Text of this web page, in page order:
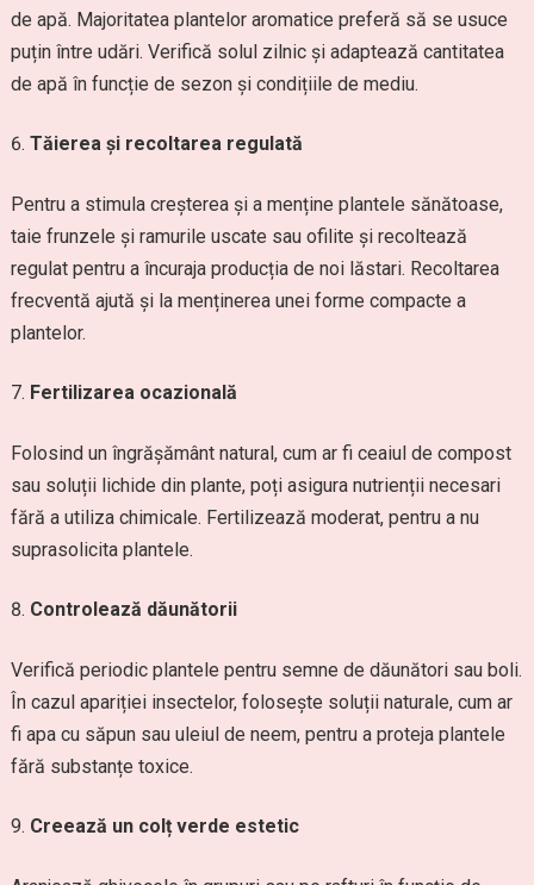
de apă. Majoritatea plantelor aromatice preferă să se usuce
puțin între udări. Verifică solul zilnic și adaptează cantitatea
de apă în funcție de sezon și condițiile de mediu.
Tăierea și recoltarea regulată
Pentru a stimula creșterea și a menține plantele sănătoase,
taie frunzele și ramurile uscate sau ofilite și recoltează
regulat pentru a încuraja producția de noi lăstari. Recoltarea
frecventă ajută și la menținerea unei forme compacte a
plantelor.
Fertilizarea ocazională
Folosind un îngrășământ natural, cum ar fi ceaiul de compost
sau soluții lichide din plante, poți asigura nutrienții necesari
fără a utiliza chimicale. Fertilizează moderat, pentru a nu
suprasolicita plantele.
Controlează dăunătorii
Verifică periodic plantele pentru semne de dăunători sau boli.
În cazul apariției insectelor, folosește soluții naturale, cum ar
fi apa cu săpun sau uleiul de neem, pentru a proteja plantele
fără substanțe toxice.
Creează un colț verde estetic